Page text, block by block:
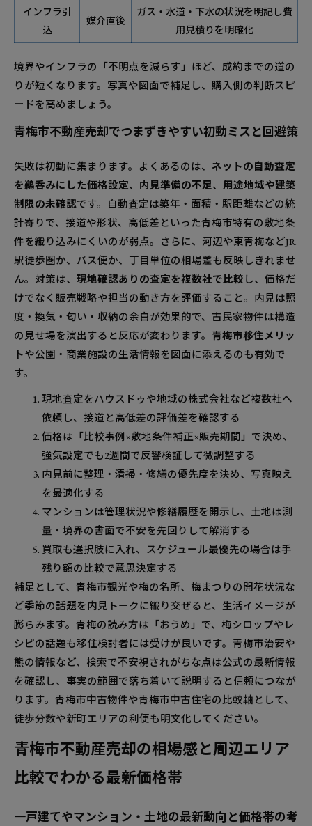
ート体制
無料相談の流れと必要書類をスッキリ解説
インフラ引
込
媒介直後
ガス・水道・下水の状況を明記し費
用見積りを明確化
境界やインフラの「不明点を減らす」ほど、成約までの道の
りが短くなります。写真や図面で補足し、購入側の判断スピ
ードを高めましょう。
青梅市不動産売却でつまずきやすい初動ミスと回避策
失敗は初動に集まります。よくあるのは、 ネットの自動査定
を鵜呑みにした価格設定、 内見準備の不足、 用途地域や建築
制限の未確認です。自動査定は築年・面積・駅距離などの統
計寄りで、接道や形状、高低差といった青梅市特有の敷地条
件を織り込みにくいのが弱点。さらに、河辺や東青梅などJR
駅徒歩圏か、バス便か、丁目単位の相場差も反映しきれませ
ん。対策は、 現地確認ありの査定を複数社で比較 し、価格だ
けでなく販売戦略や担当の動き方を評価すること。内見は照
度・換気・匂い・収納の余白が効果的で、古民家物件は構造
の見せ場を演出すると反応が変わります。 青梅市移住メリッ
トや公園・商業施設の生活情報を図面に添えるのも有効で
す。
現地査定をハウスドゥや地域の株式会社など複数社へ
依頼し、接道と高低差の評価差を確認する
価格は「比較事例×敷地条件補正×販売期間」で決め、
強気設定でも2週間で反響検証して微調整する
内見前に整理・清掃・修繕の優先度を決め、写真映え
を最適化する
マンションは管理状況や修繕履歴を開示し、土地は測
量・境界の書面で不安を先回りして解消する
買取も選択肢に入れ、スケジュール最優先の場合は手
残り額の比較で意思決定する
補足として、青梅市観光や梅の名所、梅まつりの開花状況な
ど季節の話題を内見トークに織り交ぜると、生活イメージが
膨らみます。青梅の読み方は「おうめ」で、梅シロップやレ
シピの話題も移住検討者には受けが良いです。青梅市治安や
熊の情報など、検索で不安視されがちな点は公式の最新情報
を確認し、事実の範囲で落ち着いて説明すると信頼につなが
ります。青梅市中古物件や青梅市中古住宅の比較軸として、
徒歩分数や新町エリアの利便も明文化してください。
青梅市不動産売却の相場感と周辺エリア
比較でわかる最新価格帯
一戸建てやマンション・土地の最新動向と価格帯の考